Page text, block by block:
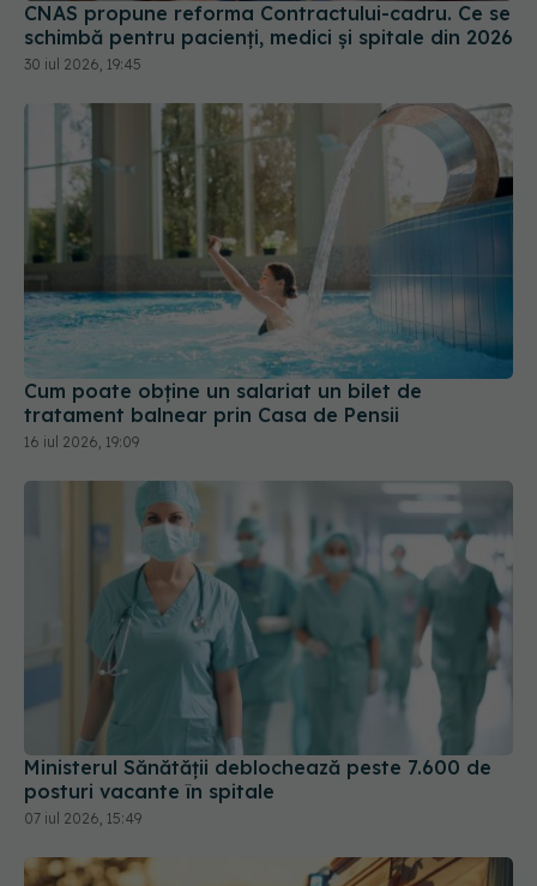
CNAS propune reforma Contractului-cadru. Ce se
schimbă pentru pacienți, medici și spitale din 2026
30 iul 2026, 19:45
Cum poate obține un salariat un bilet de
tratament balnear prin Casa de Pensii
16 iul 2026, 19:09
Ministerul Sănătății deblochează peste 7.600 de
posturi vacante în spitale
07 iul 2026, 15:49